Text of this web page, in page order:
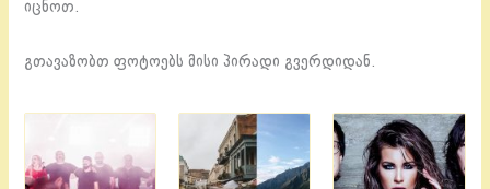
იცნოთ.
გთავაზობთ ფოტოებს მისი პირადი გვერდიდან.